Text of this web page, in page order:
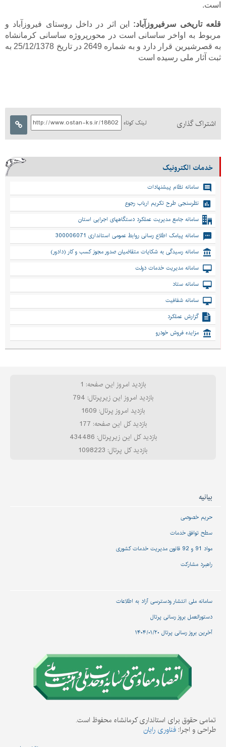
است.
قلعه تاريخی سرفيروزآباد:
اين اثر در داخل روستای فيروزآباد و
مربوط به اواخر ساسانی است در محورپروژه ساسانی کرمانشاه
به قصرشيرين قرار دارد و به شماره 2649 در تاريخ 25/12/1378 به
ثبت آثار ملی رسيده است
اشتراک گذاری لینک کوتاه
خدمات الکترونیک
سامانه نظام پیشنهادات
نظرسنجی طرح تکریم ارباب رجوع
سامانه جامع مدیریت عملکرد دستگاههای اجرایی استان
سامانه پیامک اطلاع رسانی روابط عمومی استانداری 300006071
سامانه رسیدگی به شکایات متقاضیان صدور مجوز کسب و کار (دادور)
سامانه مدیریت خدمات دولت
سامانه ستاد
سامانه شفافیت
گزارش عملکرد
مزایده فروش خودرو
بازدید امروز این صفحه: 1
بازدید امروز این زیرپرتال: 794
بازدید امروز پرتال: 1609
بازدید کل این صفحه: 177
بازدید کل این زیرپرتال: 434486
بازدید کل پرتال: 1098223
بیانیه
حریم خصوصی
سطح توافق خدمات
مواد 91 و 92 قانون مدیریت خدمات کشوری
راهبرد مشارکت
سامانه ملی انتشار و‌دسترسی آزاد به اطلاعات
دستورالعمل بروز رسانی پرتال
آخرین بروز رسانی پرتال ۱۴۰۴/۰۱/۲۰
تمامی حقوق برای استانداری کرمانشاه محفوظ است.
طراحی و اجرا: فناوری رایان